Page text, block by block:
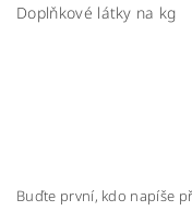
Doplňkové látky na kg
Buďte první, kdo napíše